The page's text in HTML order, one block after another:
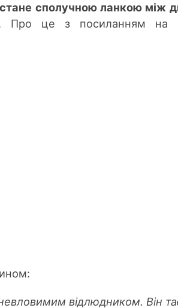
сполучною ланкою між
Про це з посиланням на
:
невловимим відлюдником. Він